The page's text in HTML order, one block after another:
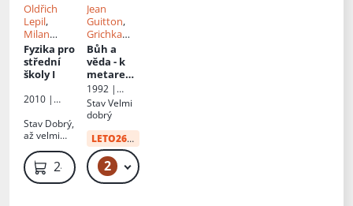
Oldřich
Lepil,
Milan
Bednařík,
Radmila
Hýblová
Fyzika pro
střední
školy I
2010 |
s
Stav Dobrý,
až velmi
neautorská
dedikace249 Kč
Jean
Guitton,
Grichka
Bogdanoff
Igor
Bogdanoff
Bůh a
věda - k
metareali
smu
1992 |
Signum
unitatis
StavVelmi
dobrý
LETO26od:
2 49 Kč